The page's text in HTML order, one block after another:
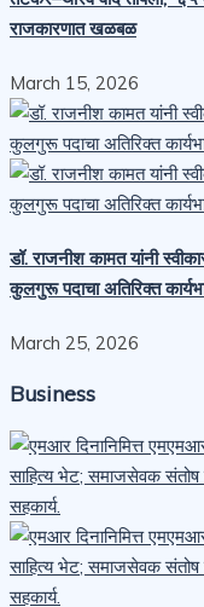
राजकारणात खळबळ
March 15, 2026
डॉ. राजनीश कामत यांनी
कुलगुरू पदाचा अतिरिक्त
March 25, 2026
Business